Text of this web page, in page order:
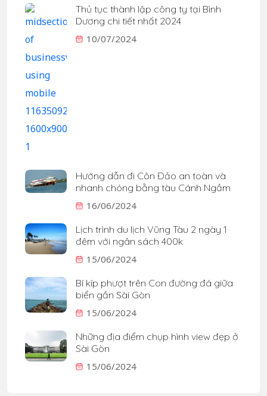
Thủ tục thành lập công ty tại Bình
Dương chi tiết nhất 2024
10/07/2024
Hướng dẫn đi Côn Đảo an toàn và
nhanh chóng bằng tàu Cánh Ngầm
16/06/2024
Lịch trình du lịch Vũng Tàu 2 ngày 1
đêm với ngân sách 400k
15/06/2024
Bí kíp phượt trên Con đường đá giữa
biển gần Sài Gòn
15/06/2024
Những địa điểm chụp hình view đẹp ở
Sài Gòn
15/06/2024